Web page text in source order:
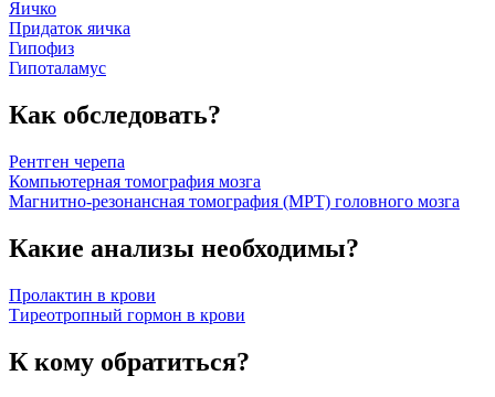
Яичко
Придаток яичка
Гипофиз
Гипоталамус
Как обследовать?
Рентген черепа
Компьютерная томография мозга
Магнитно-резонансная томография (МРТ) головного мозга
Какие анализы необходимы?
Пролактин в крови
Тиреотропный гормон в крови
К кому обратиться?